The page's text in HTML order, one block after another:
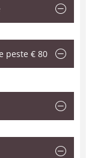
peste € 80